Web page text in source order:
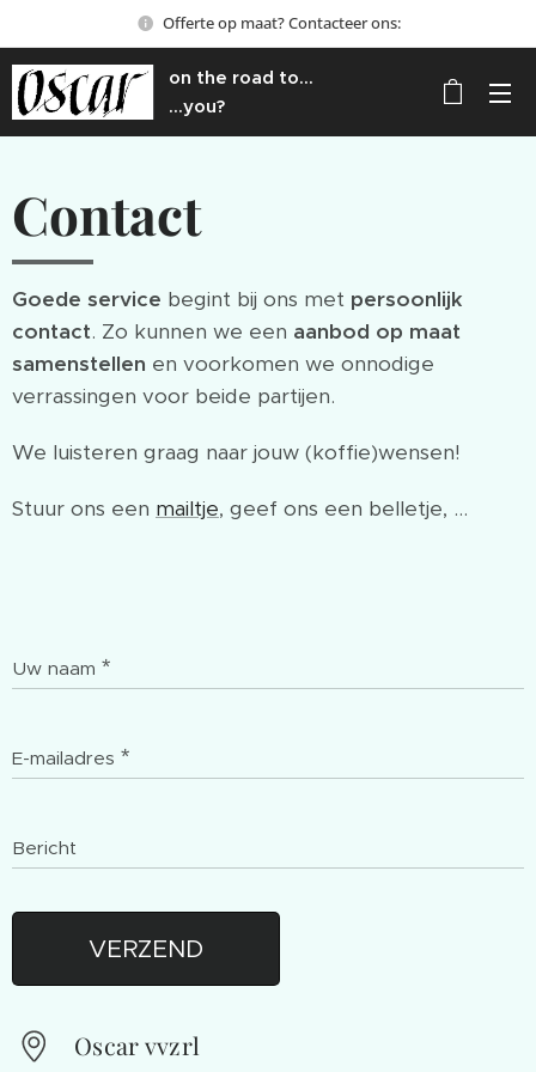
Offerte op maat? Contacteer ons:
on the road to...
...you?
Contact
Goede service begint bij ons met persoonlijk
contact. Zo kunnen we een aanbod op maat
samenstellen en voorkomen we onnodige
verrassingen voor beide partijen.
We luisteren graag naar jouw (koffie)wensen!
Stuur ons een mailtje, geef ons een belletje, ...
Uw naam
E-mailadres
Bericht
VERZEND
Oscar vvzrl